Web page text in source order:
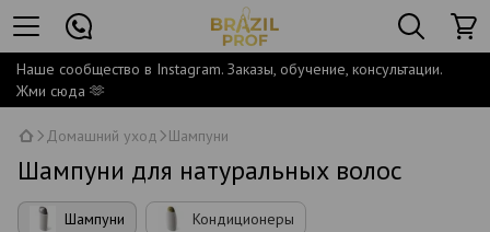
Наше сообщество в Instagram. Заказы, обучение, консультации.
Жми сюда 🫶
Домашний уход Шампуни
Шампуни для натуральных волос
Шампуни Кондиционеры